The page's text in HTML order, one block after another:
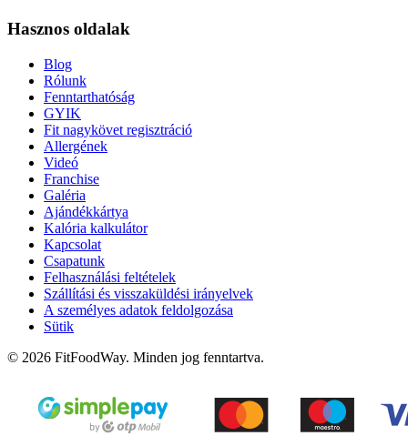
Hasznos oldalak
Blog
Rólunk
Fenntarthatóság
GYIK
Fit nagykövet regisztráció
Allergének
Videó
Franchise
Galéria
Ajándékkártya
Kalória kalkulátor
Kapcsolat
Csapatunk
Felhasználási feltételek
Szállítási és visszaküldési irányelvek
A személyes adatok feldolgozása
Sütik
© 2026 FitFoodWay. Minden jog fenntartva.